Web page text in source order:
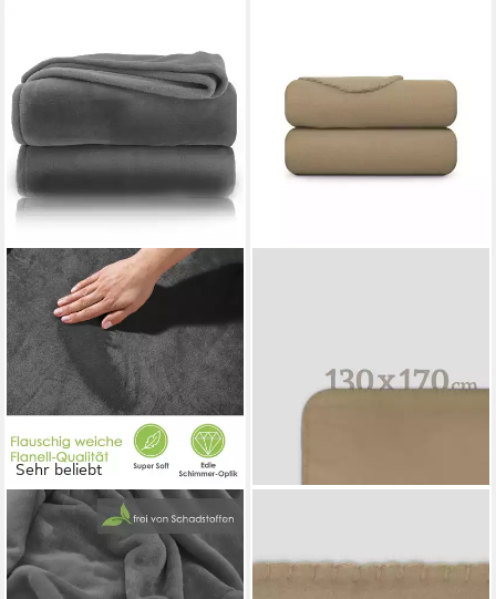
Sehr beliebt
HEIMTEXLAND
Wohndecke Premium Super
Soft Flanell Kuscheldecke
Sofadecke, super weich und
Fleecedecke, Kuscheldecke